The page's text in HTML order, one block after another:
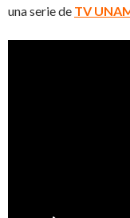
una serie de TV